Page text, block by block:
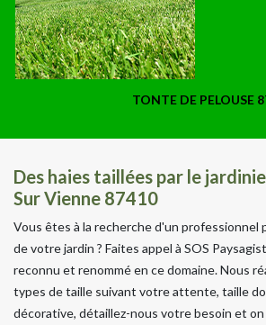
TONTE DE PELOUSE
Des haies taillées par le
Sur Vienne 87410
Vous êtes à la recherche d'un professionnel
de votre jardin ? Faites appel à SOS
reconnu et renommé en ce domaine. Nous
types de taille suivant votre attente, taille
décorative, détaillez-nous votre besoin et on